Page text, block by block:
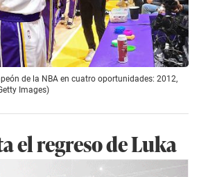
de la NBA en cuatro oportunidades: 2012,
Images)
el regreso de Luka